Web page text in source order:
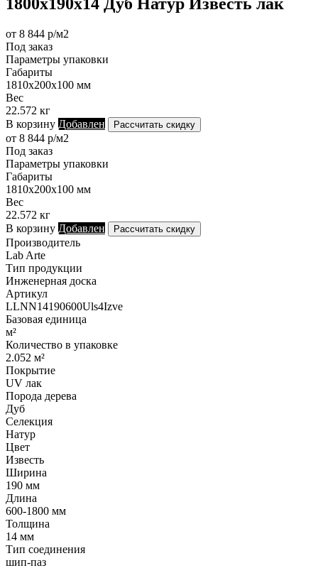
от 8 844 р/м2
Под заказ
Параметры упаковки
Габариты
1810х200х100 мм
Вес
22.572 кг
В корзину Добавлен Рассчитать скидку
от 8 844 р/м2
Под заказ
Параметры упаковки
Габариты
1810х200х100 мм
Вес
22.572 кг
В корзину Добавлен Рассчитать скидку
Производитель
Lab Arte
Тип продукции
Инженерная доска
Артикул
LLNN14190600Uls4Izve
Базовая единица
м²
Количество в упаковке
2.052 м²
Покрытие
UV лак
Порода дерева
Дуб
Селекция
Натур
Цвет
Известь
Ширина
190 мм
Длина
600-1800 мм
Толщина
14 мм
Тип соединения
шип-паз